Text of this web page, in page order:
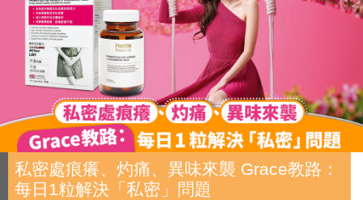
私密處痕癢、灼痛、異味來襲 Grace教路：
每日1粒解決「私密」問題